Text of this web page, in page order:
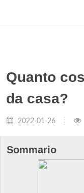
Quanto
da casa?
2022-01-26
Sommario